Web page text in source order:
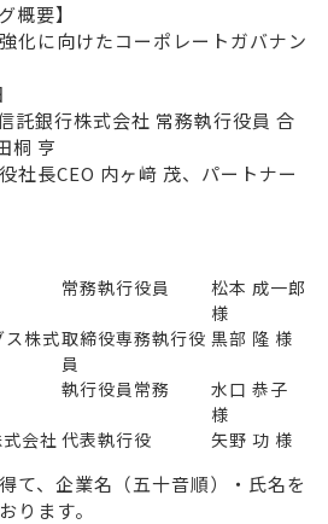
概要】
化に向けたコーポレートガバナン
託銀行株式会社 常務執行役員 合
桐 亨
社長CEO 内ヶ﨑 茂、パートナー
常務執行役員
松本 成一郎
様
ス株式取締役専務執行役
員
黒部 隆 様
執行役員常務
水口 恭子
様
会社 代表執行役 矢野 功 様
て、企業名（五十音順）・氏名を
ります。